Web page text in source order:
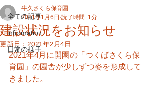
全ての記事
information
日常の様子
建設状況をお知らせ
牛久さくら保育園
2021年1月6日 読了時間: 1分
更新日： 2021年2月4日
2021年4月に開園の「つくばさくら保
育園」の園舎が少しずつ姿を形成して
きました。